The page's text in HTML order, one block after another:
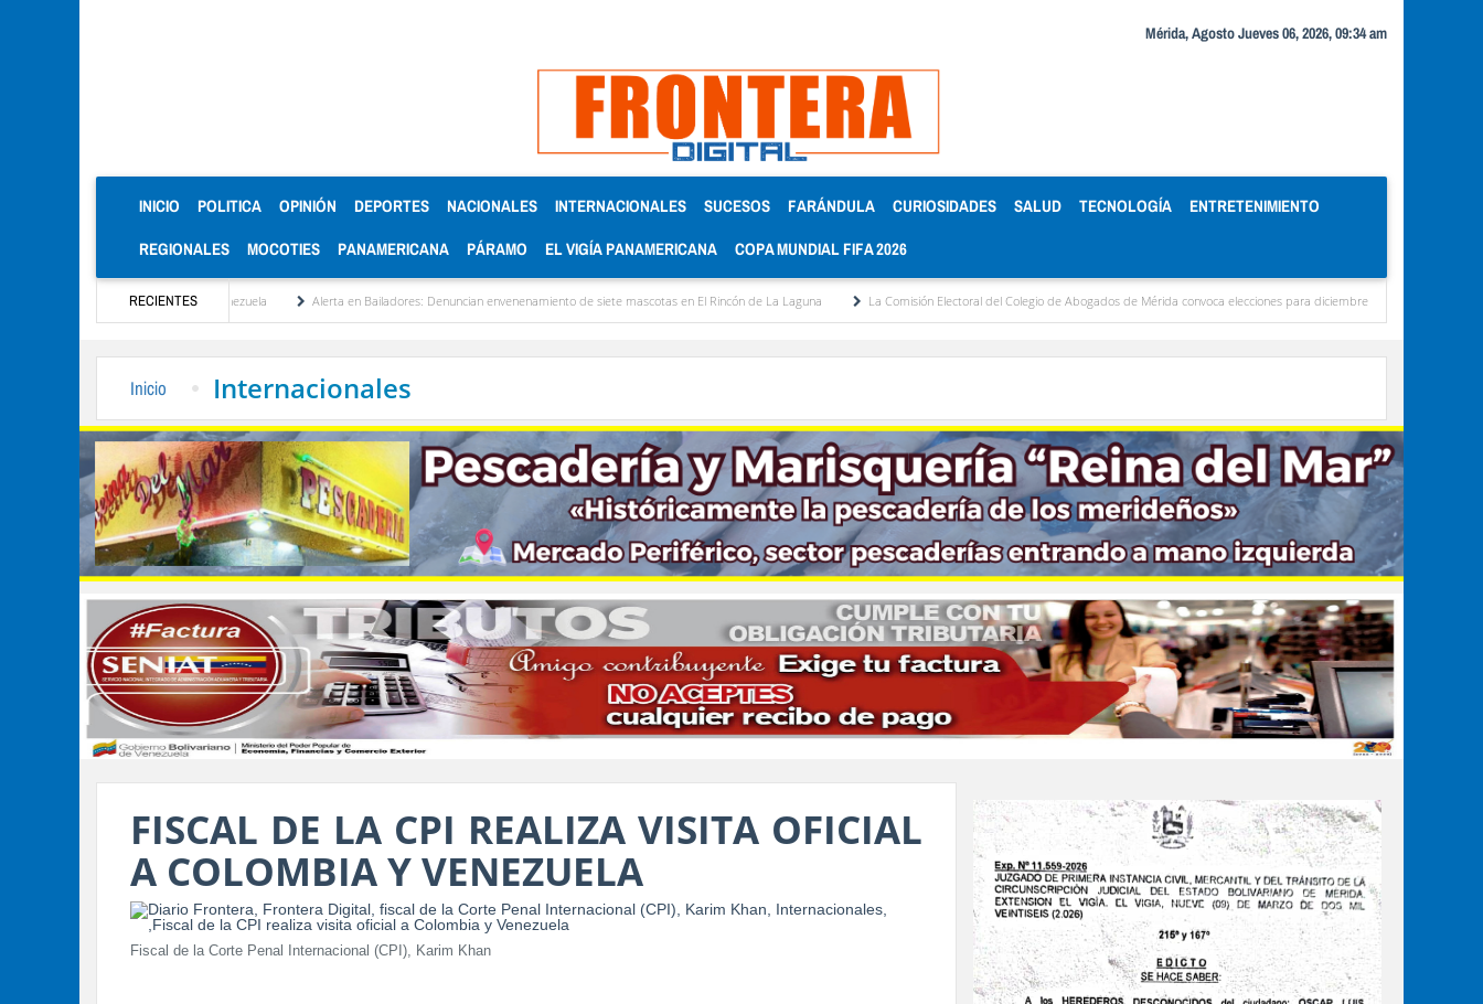
Mérida, Agosto Jueves 06, 2026, 09:34 am
INICIO (CURRENT)
POLITICA OPINIÓN DEPORTES NACIONALES INTERNACIONALES SUCESOS FARÁNDULA CURIOSIDADES SALUD TECNOLOGÍA ENTRETENIMIENTO
REGIONALES MOCOTIES PANAMERICANA PÁRAMO EL VIGÍA PANAMERICANA COPA MUNDIAL FIFA 2026
RECIENTES
de Venezuela Alerta en Bailadores: Denuncian envenenamiento de siete mascotas en El Rincón de La Laguna La Comisión Electoral del Colegio de Abogados de Mérida convoca elecciones para diciembre Miranda concentra casi el 77
Inicio Internacionales
FISCAL DE LA CPI REALIZA VISITA OFICIAL
A COLOMBIA Y VENEZUELA
Fiscal de la Corte Penal Internacional (CPI), Karim Khan